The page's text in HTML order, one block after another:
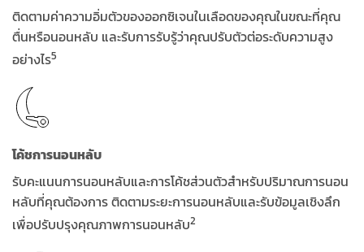
ติดตามค่าความอิ่มตัวของออกซิเจนในเลือดของคุณในขณะที่คุณ
ตื่นหรือนอนหลับ และรับการรับรู้ว่าคุณปรับตัวต่อระดับความสูง
อย่างไร5
โค้ชการนอนหลับ
รับคะแนนการนอนหลับและการโค้ชส่วนตัวสำหรับปริมาณการนอน
หลับที่คุณต้องการ ติดตามระยะการนอนหลับและรับข้อมูลเชิงลึก
เพื่อปรับปรุงคุณภาพการนอนหลับ2